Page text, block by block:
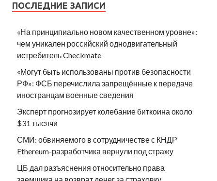
ПОСЛЕДНИЕ ЗАПИСИ
«На принципиально новом качественном уровне»:
чем уникален российский однодвигательный
истребитель Checkmate
«Могут быть использованы против безопасности
РФ»: ФСБ перечислила запрещённые к передаче
иностранцам военные сведения
Эксперт прогнозирует колебание биткоина около
$31 тысячи
СМИ: обвиняемого в сотрудничестве с КНДР
Ethereum-разработчика вернули под стражу
ЦБ дал разъяснения относительно права